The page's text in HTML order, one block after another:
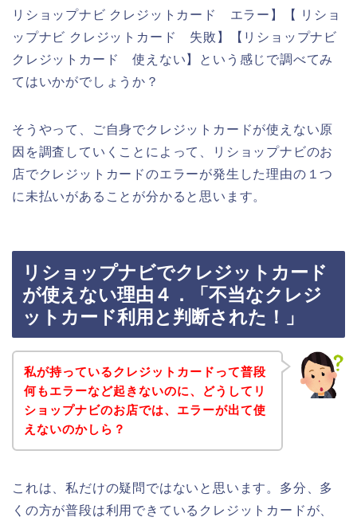
リショップナビ クレジットカード エラー】【 リショ
ップナビ クレジットカード 失敗】【リショップナビ
クレジットカード 使えない】という感じで調べてみ
てはいかがでしょうか？
そうやって、ご自身でクレジットカードが使えない原
因を調査していくことによって、リショップナビのお
店でクレジットカードのエラーが発生した理由の１つ
に未払いがあることが分かると思います。
リショップナビでクレジットカード
が使えない理由４．「不当なクレジ
ットカード利用と判断された！」
私が持っているクレジットカードって普段
何もエラーなど起きないのに、どうしてリ
ショップナビのお店では、エラーが出て使
えないのかしら？
これは、私だけの疑問ではないと思います。多分、多
くの方が普段は利用できているクレジットカードが、